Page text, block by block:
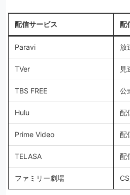
配信サービス 配
Paravi 放
TVer 見
TBS FREE 公
Hulu 配
Prime Video 配
TELASA 配
ファミリー劇場